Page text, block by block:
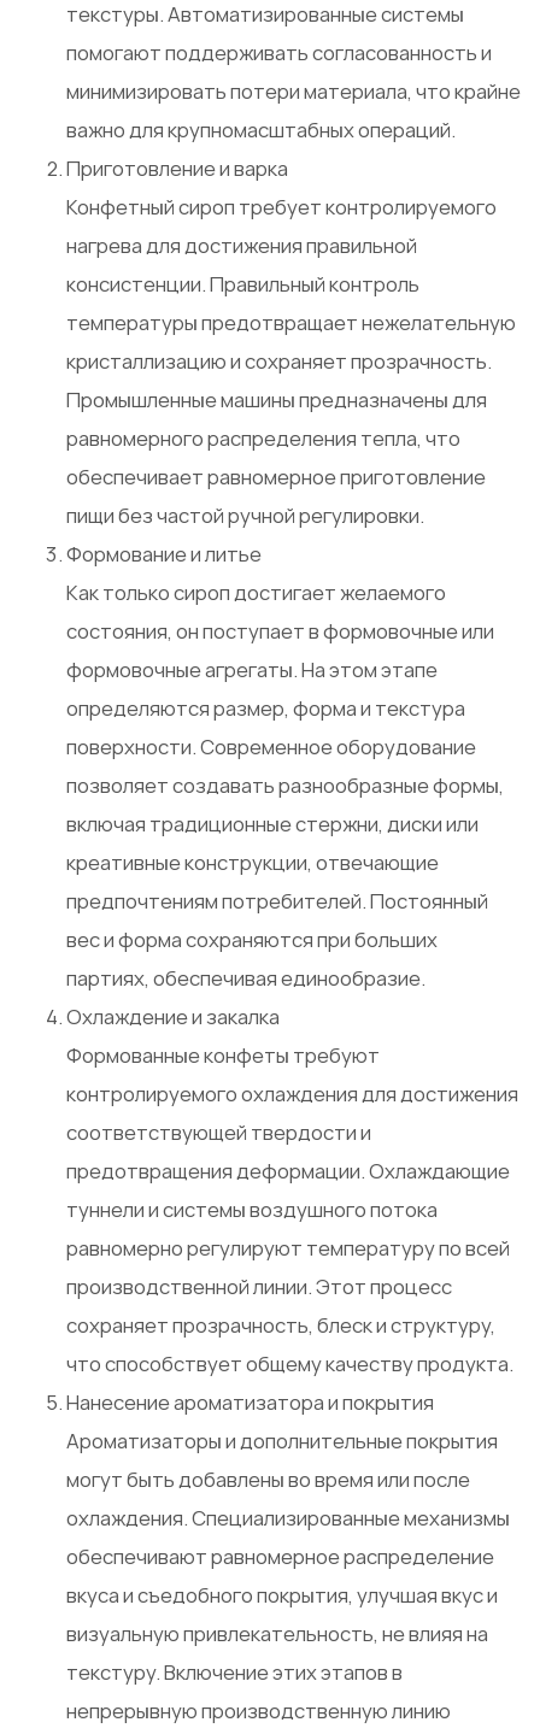
текстуры. Автоматизированные системы
помогают поддерживать согласованность и
минимизировать потери материала, что крайне
важно для крупномасштабных операций.
Приготовление и варка
Конфетный сироп требует контролируемого
нагрева для достижения правильной
консистенции. Правильный контроль
температуры предотвращает нежелательную
кристаллизацию и сохраняет прозрачность.
Промышленные машины предназначены для
равномерного распределения тепла, что
обеспечивает равномерное приготовление
пищи без частой ручной регулировки.
Формование и литье
Как только сироп достигает желаемого
состояния, он поступает в формовочные или
формовочные агрегаты. На этом этапе
определяются размер, форма и текстура
поверхности. Современное оборудование
позволяет создавать разнообразные формы,
включая традиционные стержни, диски или
креативные конструкции, отвечающие
предпочтениям потребителей. Постоянный
вес и форма сохраняются при больших
партиях, обеспечивая единообразие.
Охлаждение и закалка
Формованные конфеты требуют
контролируемого охлаждения для достижения
соответствующей твердости и
предотвращения деформации. Охлаждающие
туннели и системы воздушного потока
равномерно регулируют температуру по всей
производственной линии. Этот процесс
сохраняет прозрачность, блеск и структуру,
что способствует общему качеству продукта.
Нанесение ароматизатора и покрытия
Ароматизаторы и дополнительные покрытия
могут быть добавлены во время или после
охлаждения. Специализированные механизмы
обеспечивают равномерное распределение
вкуса и съедобного покрытия, улучшая вкус и
визуальную привлекательность, не влияя на
текстуру. Включение этих этапов в
непрерывную производственную линию